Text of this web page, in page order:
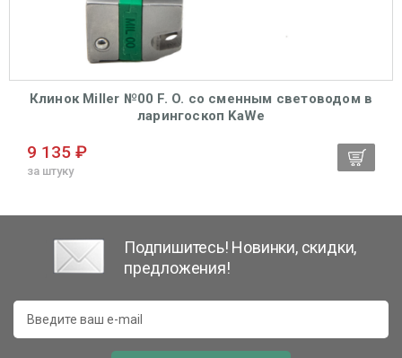
Клинок Miller №00 F. O. со сменным световодом в
ларингоскоп KaWe
9 135 ₽
за штуку
Подпишитесь! Новинки, скидки,
предложения!